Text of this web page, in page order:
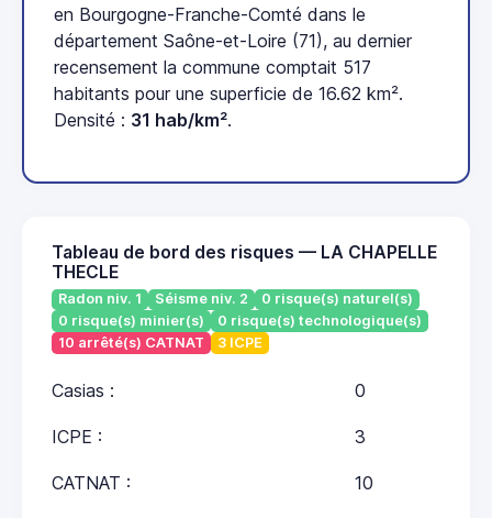
en Bourgogne-Franche-Comté dans le
département Saône-et-Loire (71), au dernier
recensement la commune comptait 517
habitants pour une superficie de 16.62 km².
Densité : 31 hab/km².
Tableau de bord des risques — LA CHAPELLE
THECLE
Radon niv. 1 Séisme niv. 2
0 risque(s) naturel(s)
0 risque(s) minier(s)
0 risque(s) technologique(s)
10 arrêté(s) CATNAT
3 ICPE
Casias : 0
ICPE : 3
CATNAT : 10